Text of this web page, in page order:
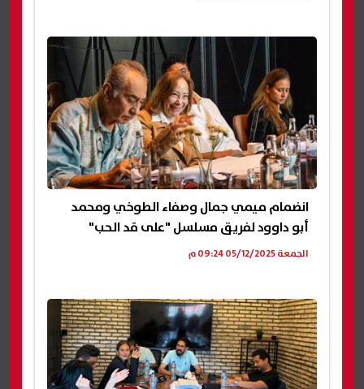
انضمام ميمي جمال وصفاء الطوخي ومحمد
أبو داوود لفريق مسلسل "على قد الحب"
الجمعة 05/12/2025 09:24 م